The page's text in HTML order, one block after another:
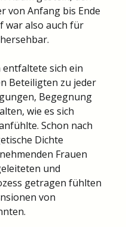
von Anfang bis Ende
war also auch für
sich ein
Beteiligten zu jeder
Begegnung
wie es sich
Schon nach
Dichte
Frauen
und
getragen fühlten
von